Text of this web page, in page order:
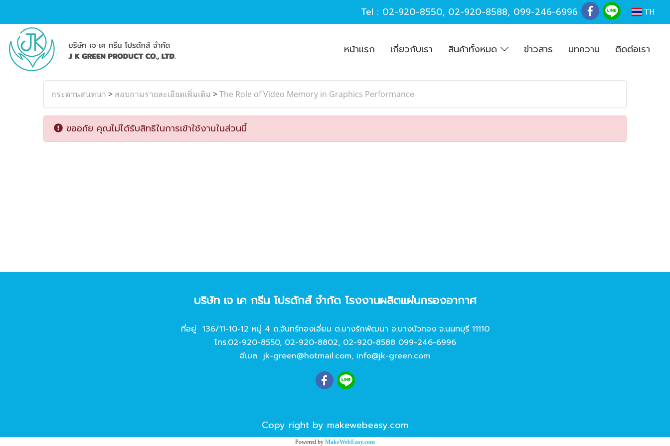
Tel : 02-920-8550, 02-920-8588, 099-246-6996 TH
หน้าแรก เกี่ยวกับเรา สินค้าทั้งหมด ข่าวสาร บทความ ติดต่อเรา
กระดานสนทนา > สอบถามรายละเอียดเพิ่มเติม >The Role of Video Memory in Graphics Performance
ขออภัย คุณไม่ได้รับสิทธิในการเข้าใช้งานในส่วนนี้
บริษัท เจ เค กรีน โปรดักส์ จํากัด โรงงานผลิตแผ่นกรองอากาศ
ที่อยู่ 136/11-10-12 หมู่ 4 ถ.จันทร์ทองเอี่ยม ต.บางรักพัฒนา อ.บางบัวทอง จ.นนทบุรี 11110
โทร.02-920-8550, 02-920-8802, 02-920-8588 099-246-6996
อีเมล jk-green@hotmail.com, info@jk-green.com
Copy right by makewebeasy.com
Powered by MakeWebEasy.com